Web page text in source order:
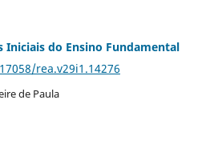
Iniciais do Ensino Fundamental
rea.v29i1.14276
de Paula